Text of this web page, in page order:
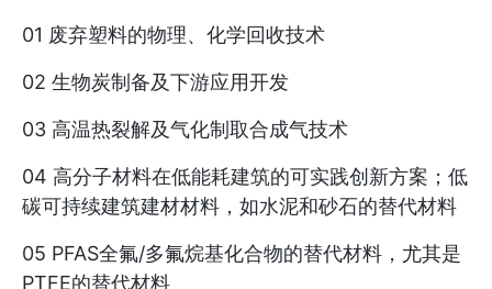
01 废弃塑料的物理、化学回收技术
02 生物炭制备及下游应用开发
03 高温热裂解及气化制取合成气技术
04 高分子材料在低能耗建筑的可实践创新方案；低
碳可持续建筑建材材料，如水泥和砂石的替代材料
05 PFAS全氟/多氟烷基化合物的替代材料，尤其是
PTFE的替代材料